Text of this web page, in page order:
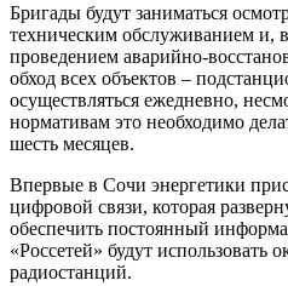
Бригады будут заниматься
техническим обслуживанием и,
проведением аварийно-
обход всех объектов –
осуществляться ежедневно,
нормативам это необходимо
шесть месяцев.
Впервые в Сочи энергетики
цифровой связи, которая
обеспечить постоянный
«Россетей» будут использовать
радиостанций.